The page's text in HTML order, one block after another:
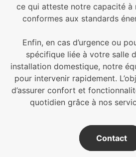
ce qui atteste notre capacité à
conformes aux standards
Enfin, en cas d’urgence ou
spécifique liée à votre salle
installation domestique, notre
pour intervenir rapidement.
d’assurer confort et
quotidien grâce à nos
Contact